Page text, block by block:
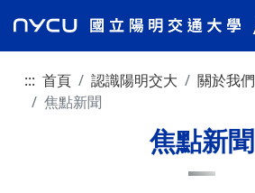
::: 首頁 認識陽明交大 關於我們
焦點新聞
焦點新聞